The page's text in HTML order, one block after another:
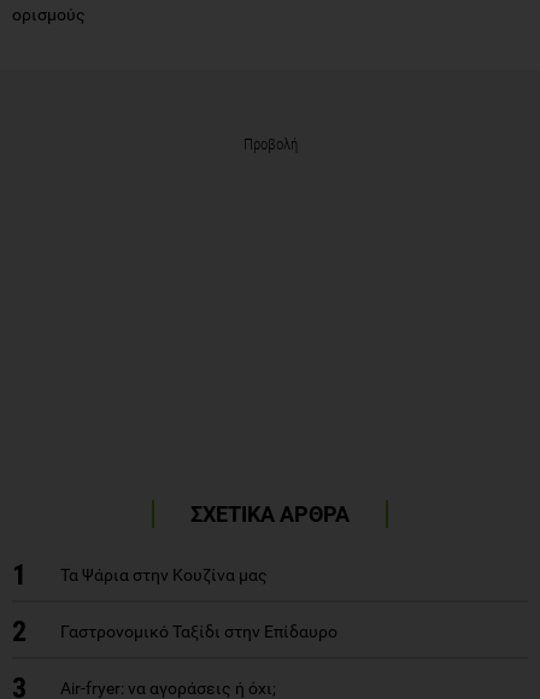
ορισμούς
Προβολή
ΣΧΕΤΙΚΑ ΑΡΘΡΑ
1 Τα Ψάρια στην Κουζίνα μας
2 Γαστρονομικό Ταξίδι στην Επίδαυρο
3 Air-fryer: να αγοράσεις ή όχι;